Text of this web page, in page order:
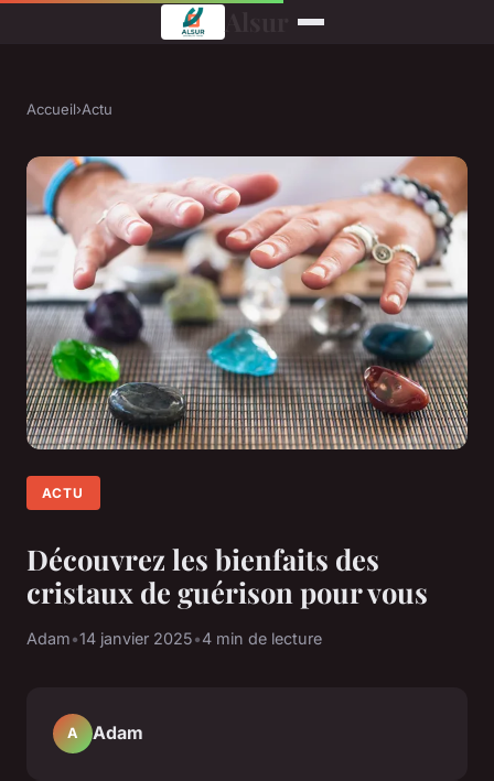
Accueil›Actu
ACTU
Découvrez les bienfaits des
cristaux de guérison pour vous
Adam•14 janvier 2025•4 min de lecture
A Adam